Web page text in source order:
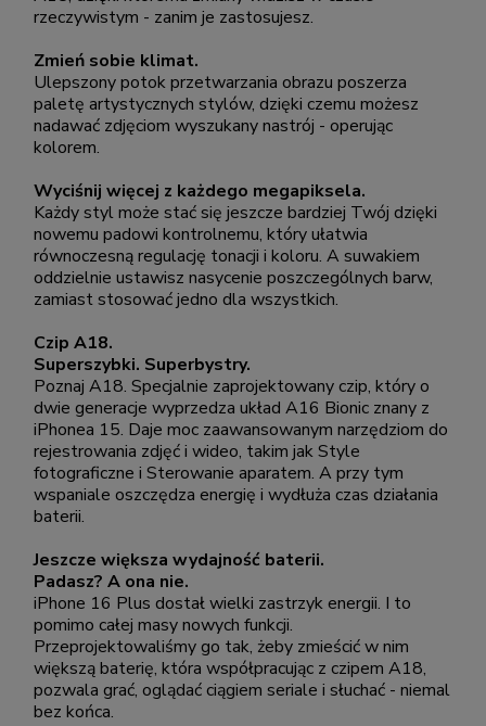
rzeczywistym - zanim je zastosujesz.
Zmień sobie klimat.
Ulepszony potok przetwarzania obrazu poszerza
paletę artystycznych stylów, dzięki czemu możesz
nadawać zdjęciom wyszukany nastrój - operując
kolorem.
Wyciśnij więcej z każdego megapiksela.
Każdy styl może stać się jeszcze bardziej Twój dzięki
nowemu padowi kontrolnemu, który ułatwia
równoczesną regulację tonacji i koloru. A suwakiem
oddzielnie ustawisz nasycenie poszczególnych barw,
zamiast stosować jedno dla wszystkich.
Czip A18.
Superszybki. Superbystry.
Poznaj A18. Specjalnie zaprojektowany czip, który o
dwie generacje wyprzedza układ A16 Bionic znany z
iPhonea 15. Daje moc zaawansowanym narzędziom do
rejestrowania zdjęć i wideo, takim jak Style
fotograficzne i Sterowanie aparatem. A przy tym
wspaniale oszczędza energię i wydłuża czas działania
baterii.
Jeszcze większa wydajność baterii.
Padasz? A ona nie.
iPhone 16 Plus dostał wielki zastrzyk energii. I to
pomimo całej masy nowych funkcji.
Przeprojektowaliśmy go tak, żeby zmieścić w nim
większą baterię, która współpracując z czipem A18,
pozwala grać, oglądać ciągiem seriale i słuchać - niemal
bez końca.